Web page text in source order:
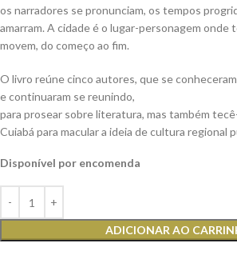
os narradores se pronunciam, os tempos
amarram. A cidade é o lugar-personagem onde
movem, do começo ao fim.
O livro reúne cinco autores, que se
e continuaram se reunindo,
para prosear sobre literatura, mas também
Cuiabá para macular a ideia de cultura regional
Disponível por encomenda
ADICIONAR AO